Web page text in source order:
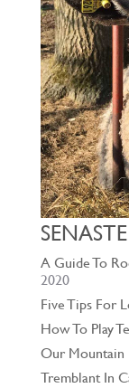
A Guide To
2020
Five Tips For
How To Play
Our Mountain
Tremblant In